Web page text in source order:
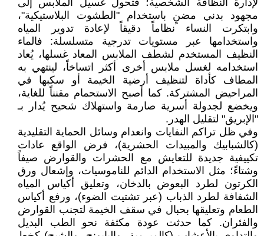
لإدارة النظافة الشخصية؛ فتحول غسيل الملابس إلى
مجهود بدني مضنٍ باستخدام "الطشوت البلاستيكية"،
وابتكرت النساء نظاماً دقيقاً لإعادة تدوير المياه
واستخدامها عبر مستويات تدرجية متسلسلة: فالماء
النظيف المستخدم لشطف الملابس المعاد غسلها، يُعاد
استخدامه لغسل ملابس أخرى أكثر اتساخاً، لينتهي به
المطاف كأداة لتنظيف أرضية الخيمة أو سكبها في
المراحيض المشتركة. كما أصبح الاستحمام مقنناً للغاية،
ويخضع لجدولة أسرية صارمة واستهلاك شحيح يُدار بـ
"الإبريق" لتقليل الهدر.
وفي ظل تراكم النفايات وانعدام وسائل الحماية التقليدية
(كالشبابيك والمبيدات الحشرية)، فرض الواقع عادات
تكييفية جديدة للتعايش مع الحشرات والقوارض صيفاً
وشتاءً؛ مثل الاستخدام الدائم للناموسيات، وإشعال ورق
الكرتون لطرد البعوض بالدخان، وتعليق أكياس المياه
الشفافة لطرد الذباب (عبر تشتيت الضوء)، ورفع أكياس
الطعام وتعليقها بحبال في سقف الخيمة لتجنب القوارض
والفئران. كما حدثت عودة مكثفة نحو الطب البديل